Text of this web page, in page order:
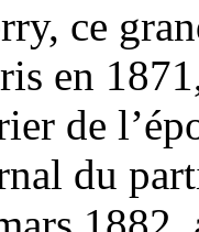
ce
en
de
du